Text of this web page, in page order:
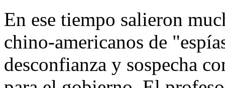
En ese tiempo salieron
chino-americanos de
desconfianza y sospecha